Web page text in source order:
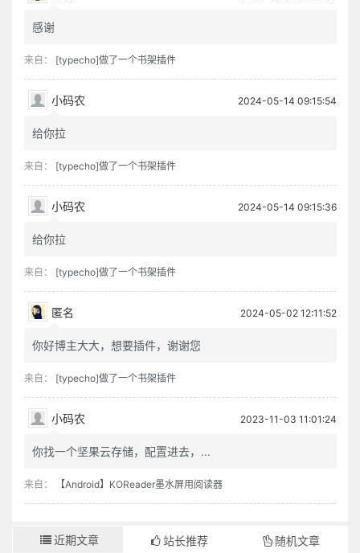
感谢
来自： [typecho]做了一个书架插件
小码农 2024-05-14 09:15:54
给你拉
来自： [typecho]做了一个书架插件
小码农 2024-05-14 09:15:36
给你拉
来自： [typecho]做了一个书架插件
匿名 2024-05-02 12:11:52
你好博主大大，想要插件，谢谢您
来自： [typecho]做了一个书架插件
小码农 2023-11-03 11:01:24
你找一个坚果云存储，配置进去，...
来自： 【Android】KOReader墨水屏用阅读器
近期文章 站长推荐 随机文章